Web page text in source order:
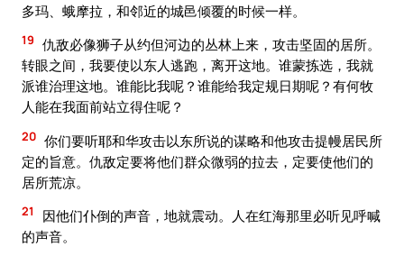
多玛、蛾摩拉，和邻近的城邑倾覆的时候一样。
19 仇敌必像狮子从约但河边的丛林上来，攻击坚固的居所。
转眼之间，我要使以东人逃跑，离开这地。谁蒙拣选，我就
派谁治理这地。谁能比我呢？谁能给我定规日期呢？有何牧
人能在我面前站立得住呢？
20 你们要听耶和华攻击以东所说的谋略和他攻击提幔居民所
定的旨意。仇敌定要将他们群众微弱的拉去，定要使他们的
居所荒凉。
21
因他们仆倒的声音，地就震动。人在红海那里必听见呼喊
的声音。